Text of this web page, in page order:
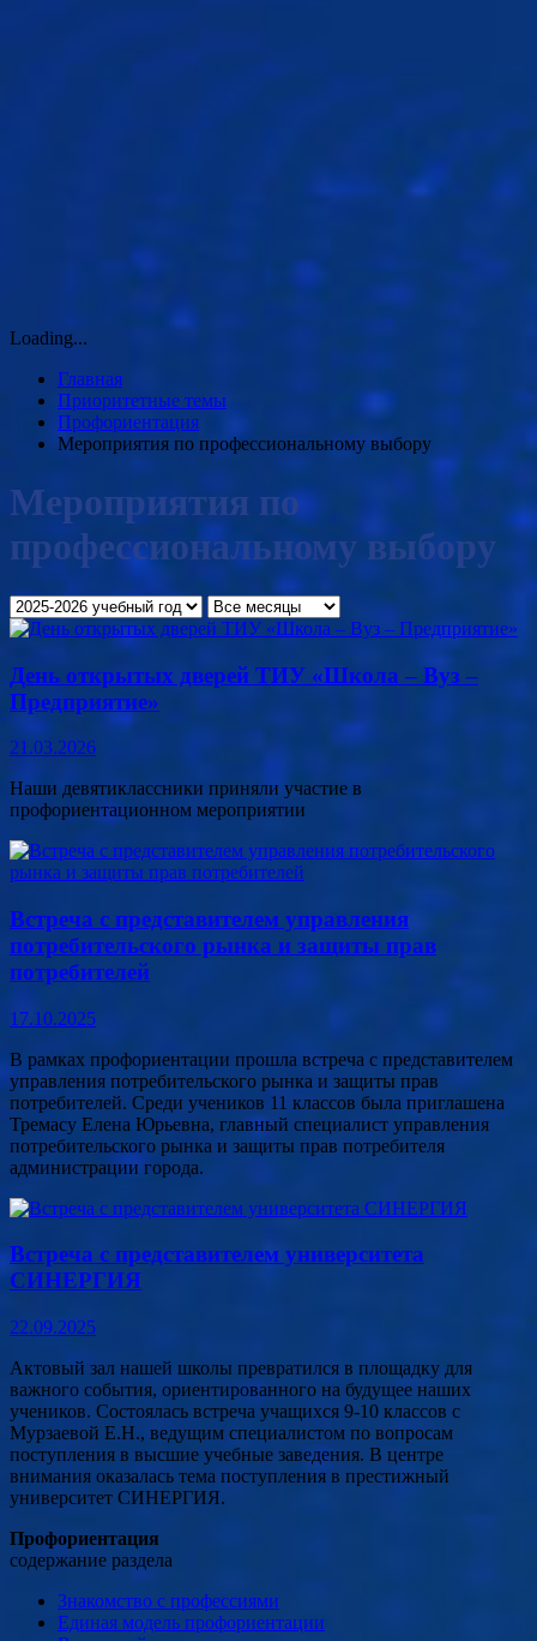
Loading...
Главная
Приоритетные темы
Профориентация
Мероприятия по профессиональному выбору
Мероприятия по
профессиональному выбору
День открытых дверей ТИУ «Школа – Вуз –
Предприятие»
21.03.2026
Наши девятиклассники приняли участие в
профориентационном мероприятии
Встреча с представителем управления
потребительского рынка и защиты прав
потребителей
17.10.2025
В рамках профориентации прошла встреча с представителем
управления потребительского рынка и защиты прав
потребителей. Среди учеников 11 классов была приглашена
Тремасу Елена Юрьевна, главный специалист управления
потребительского рынка и защиты прав потребителя
администрации города.
Встреча с представителем университета
СИНЕРГИЯ
22.09.2025
Актовый зал нашей школы превратился в площадку для
важного события, ориентированного на будущее наших
учеников. Состоялась встреча учащихся 9-10 классов с
Мурзаевой Е.Н., ведущим специалистом по вопросам
поступления в высшие учебные заведения. В центре
внимания оказалась тема поступления в престижный
университет СИНЕРГИЯ.
Профориентация
содержание раздела
Знакомство с профессиями
Единая модель профориентации